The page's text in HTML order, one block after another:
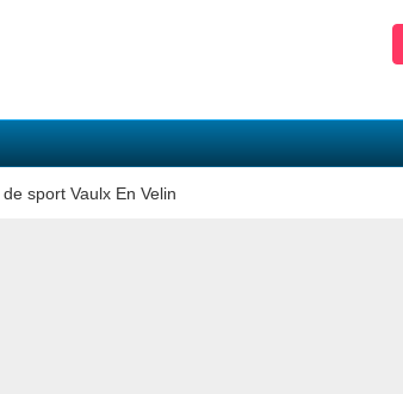
sport Vaulx En Velin